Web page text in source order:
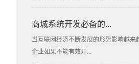
商城系统开发必备的...
当互联网经济不断发展的形势影响越来
企业如果不能有效开...